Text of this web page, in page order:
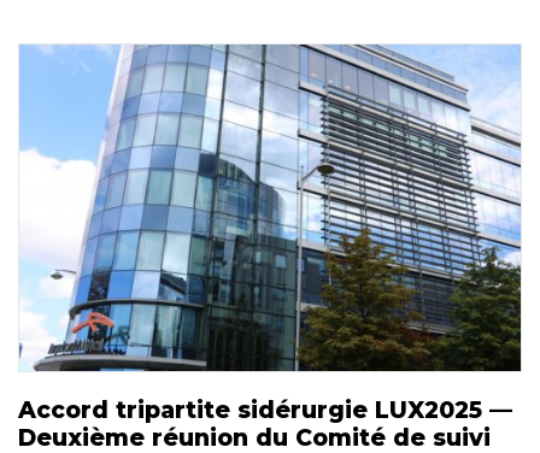
Accord tripartite sidérurgie LUX2025 —
Deuxième réunion du Comité de suivi